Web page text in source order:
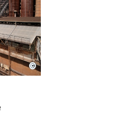
Hütte mit dem
Hütte | Karl
©